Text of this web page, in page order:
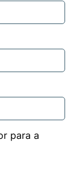
para a